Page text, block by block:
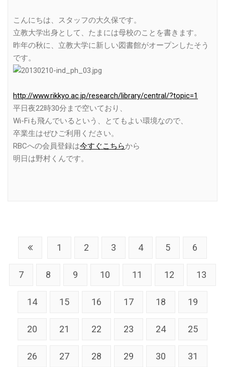
こんにちは、スタッフの大久保です。
立教大学出身として、たまには母校のことを書きます。
昨年の秋に、立教大学に新しい図書館がオープンしたそう
です。
http://www.rikkyo.ac.jp/research/library/central/?topic=1
平日夜22時30分まで空いており、
Wi-Fiも飛んでいるという、とてもよい環境なので、
卒業生はぜひご利用ください。
RBCへの会員登録は今すぐこちらから
明日は野村くんです。
1 2 3 4 5 6
7 8 9 10 11 12 13
14 15 16 17 18 19
20 21 22 23 24 25
26 27 28 29 30 31